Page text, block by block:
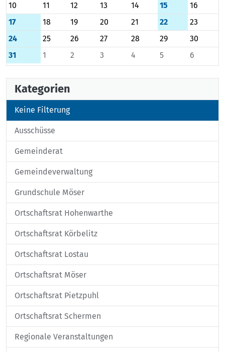
10
11 12 13 14 15
16
17
18 19 20 21 22
23
24
25 26 27 28 29
30
31
1 2 3 4 5 6
Kategorien
Keine Filterung
Ausschüsse
Gemeinderat
Gemeindeverwaltung
Grundschule Möser
Ortschaftsrat Hohenwarthe
Ortschaftsrat Körbelitz
Ortschaftsrat Lostau
Ortschaftsrat Möser
Ortschaftsrat Pietzpuhl
Ortschaftsrat Schermen
Regionale Veranstaltungen